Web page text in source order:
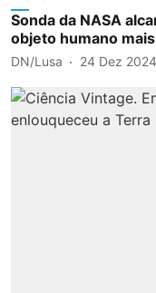
Sonda da NASA
objeto humano
DN/Lusa 24 Dez 2024